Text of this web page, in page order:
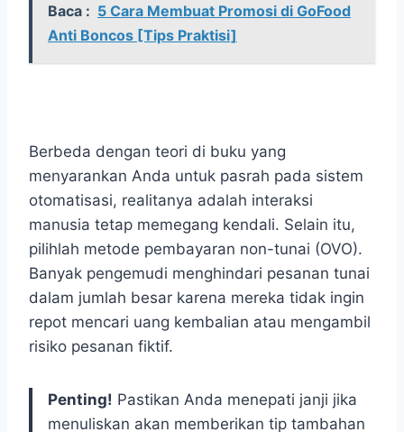
Baca : 5 Cara Membuat Promosi di GoFood
Anti Boncos [Tips Praktisi]
Berbeda dengan teori di buku yang
menyarankan Anda untuk pasrah pada sistem
otomatisasi, realitanya adalah interaksi
manusia tetap memegang kendali. Selain itu,
pilihlah metode pembayaran non-tunai (OVO).
Banyak pengemudi menghindari pesanan tunai
dalam jumlah besar karena mereka tidak ingin
repot mencari uang kembalian atau mengambil
risiko pesanan fiktif.
Penting! Pastikan Anda menepati janji jika
menuliskan akan memberikan tip tambahan